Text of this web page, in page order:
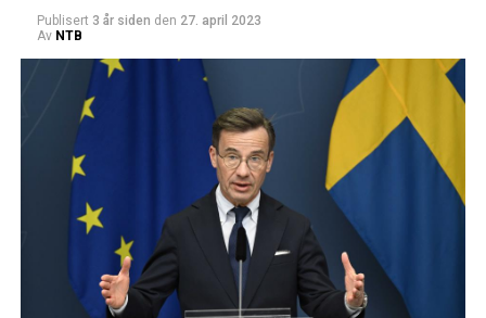
Publisert 3 år siden den 27. april 2023
Av NTB